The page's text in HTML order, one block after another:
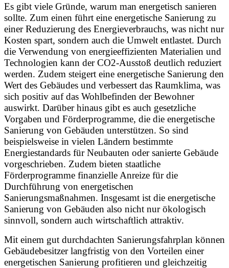
Es gibt viele Gründe, warum man energetisch sanieren
sollte. Zum einen führt eine energetische Sanierung zu
einer Reduzierung des Energieverbrauchs, was nicht nur
Kosten spart, sondern auch die Umwelt entlastet. Durch
die Verwendung von energieeffizienten Materialien und
Technologien kann der CO2-Ausstoß deutlich reduziert
werden. Zudem steigert eine energetische Sanierung den
Wert des Gebäudes und verbessert das Raumklima, was
sich positiv auf das Wohlbefinden der Bewohner
auswirkt. Darüber hinaus gibt es auch gesetzliche
Vorgaben und Förderprogramme, die die energetische
Sanierung von Gebäuden unterstützen. So sind
beispielsweise in vielen Ländern bestimmte
Energiestandards für Neubauten oder sanierte Gebäude
vorgeschrieben. Zudem bieten staatliche
Förderprogramme finanzielle Anreize für die
Durchführung von energetischen
Sanierungsmaßnahmen. Insgesamt ist die energetische
Sanierung von Gebäuden also nicht nur ökologisch
sinnvoll, sondern auch wirtschaftlich attraktiv.
Mit einem gut durchdachten Sanierungsfahrplan können
Gebäudebesitzer langfristig von den Vorteilen einer
energetischen Sanierung profitieren und gleichzeitig